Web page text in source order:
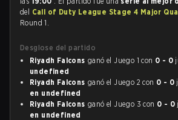
del Call of Duty League Stage 4 Major
Round 1.
Desglose del partido
Riyadh Falcons ganó el Juego 1 con 0 - 0
undefined
Riyadh Falcons ganó el Juego 2 con 0 - 0
en undefined
Riyadh Falcons ganó el Juego 3 con 0 - 0
en undefined